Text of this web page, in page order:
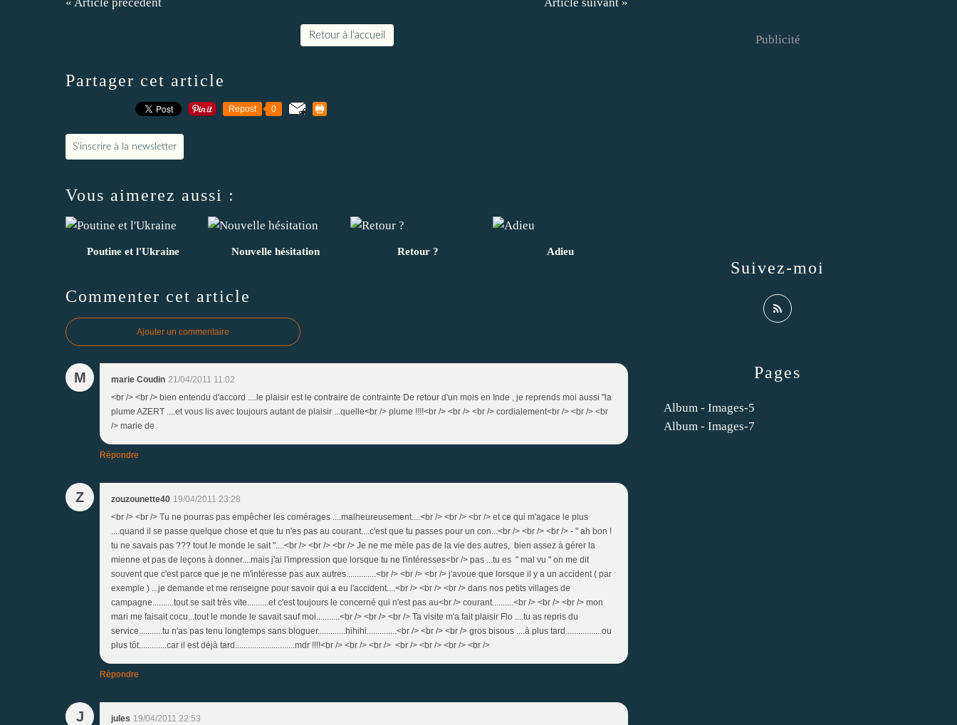
Retour à l'accueil
Partager cet article
Repost 0
S'inscrire à la newsletter
Vous aimerez aussi :
Poutine et l'Ukraine Nouvelle hésitation Retour ? Adieu
Commenter cet article
Ajouter un commentaire
M marie Coudin 21/04/2011 11:02
<br /> <br /> bien entendu d'accord ....le plaisir est le contraire de contrainte De retour d'un mois en Inde , je reprends moi aussi "la
plume AZERT ....et vous lis avec toujours autant de plaisir ...quelle<br /> plume !!!!<br /> <br /> <br /> cordialement<br /> <br /> <br
/> marie de
Répondre
Z zouzounette40 19/04/2011 23:28
<br /> <br /> Tu ne pourras pas empêcher les comérages ....malheureusement....<br /> <br /> <br /> et ce qui m'agace le plus
....quand il se passe quelque chose et que tu n'es pas au courant....c'est que tu passes pour un con...<br /> <br /> <br /> - " ah bon !
tu ne savais pas ??? tout le monde le sait "....<br /> <br /> <br /> Je ne me mèle pas de la vie des autres, bien assez à gérer la
mienne et pas de leçons à donner....mais j'ai l'impression que lorsque tu ne t'intéresses<br /> pas ...tu es " mal vu " on me dit
souvent que c'est parce que je ne m'intéresse pas aux autres..............<br /> <br /> <br /> j'avoue que lorsque il y a un accident ( par
exemple ) ...je demande et me renseigne pour savoir qui a eu l'accident....<br /> <br /> <br /> dans nos petits villages de
campagne..........tout se sait très vite..........et c'est toujours le concerné qui n'est pas au<br /> courant..........<br /> <br /> <br /> mon
mari me faisait cocu...tout le monde le savait sauf moi...........<br /> <br /> <br /> Ta visite m'a fait plaisir Flo ....tu as repris du
service...........tu n'as pas tenu longtemps sans bloguer.............hihihi..............<br /> <br /> <br /> gros bisous ....à plus tard.................ou
plus tôt.............car il est déjà tard............................mdr !!!!<br /> <br /> <br /> <br /> <br /> <br /> <br />
Répondre
J jules 19/04/2011 22:53
Pages
Album - Images-5
Album - Images-7
Suivez-moi
Publicité